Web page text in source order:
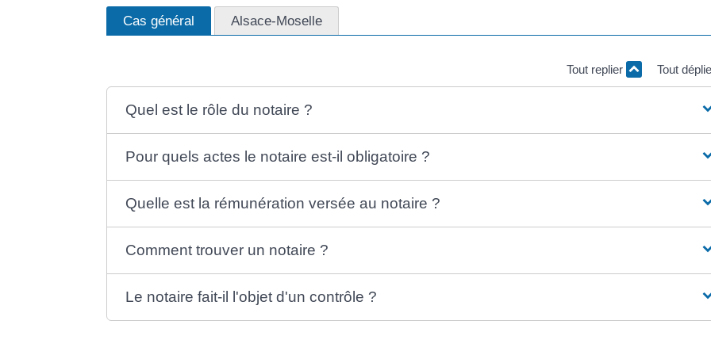
Cas général Alsace-Moselle
Tout replier Tout
Quel est le rôle du notaire ?
Pour quels actes le notaire est-il obligatoire ?
Quelle est la rémunération versée au notaire ?
Comment trouver un notaire ?
Le notaire fait-il l'objet d'un contrôle ?